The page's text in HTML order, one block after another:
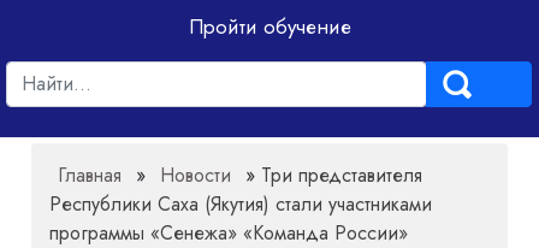
Пройти обучение
Главная » Новости » Три представителя
Республики Саха (Якутия) стали участниками
программы «Сенежа» «Команда России»